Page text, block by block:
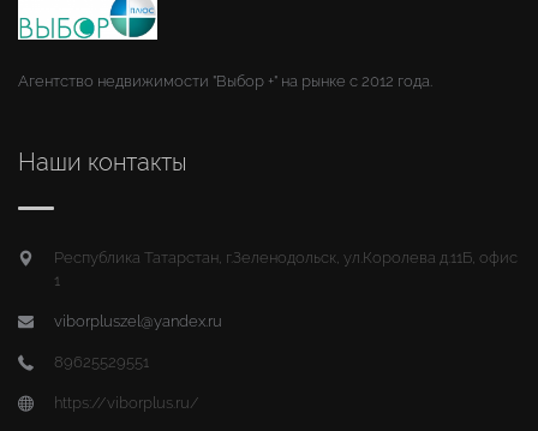
Агентство недвижимости "Выбор +" на рынке с 2012 года.
Наши контакты
Республика Татарстан, г.Зеленодольск, ул.Королева д.11Б, офис
1
viborpluszel@yandex.ru
89625529551
https://viborplus.ru/